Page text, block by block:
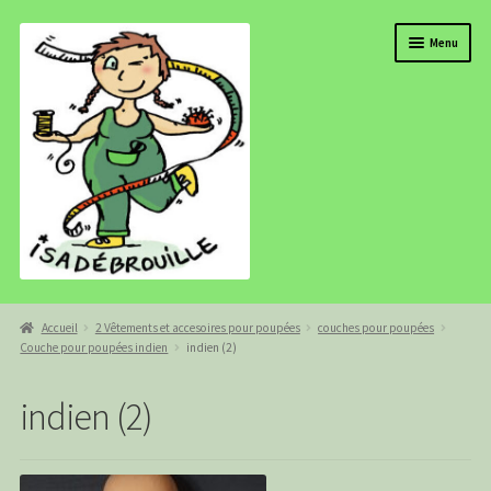
navigation
au
Menu
BOUTIQUE
ISADEBROUILLE
AGENDA
Accueil 2 Vêtements et accesoires pour poupées
couches pour poupées
Couche pour poupées indien
indien (2)
indien (2)